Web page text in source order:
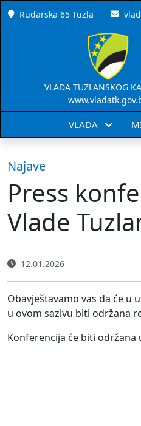
Rudarska 65 Tuzla
VLADA TUZLANSKOG
VLADA
Najave
Press
Vlade
12.01.2026
Obavještavamo vas da će u
u ovom sazivu biti održana
Konferencija će biti održana